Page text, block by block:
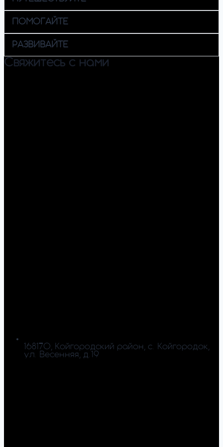
ПОМОГАЙТЕ
РАЗВИВАЙТЕ
Свяжитесь с нами
168170, Койгородский район, с. Койгородок,
ул. Весенняя, д.19